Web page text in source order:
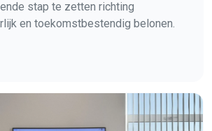
stap te zetten richting
en toekomstbestendig belonen.